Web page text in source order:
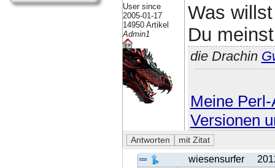
User since
2005-01-17
14950 Artikel
Admin1
Was
Du
die Drachin
Meine
Versionen
wiesensurfer